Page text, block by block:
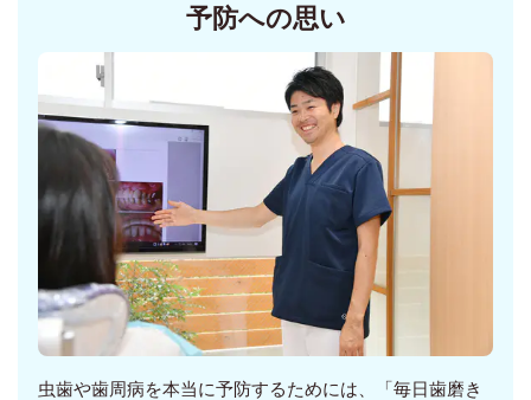
予防への思い
虫歯や歯周病を本当に予防するためには、「毎日歯磨き